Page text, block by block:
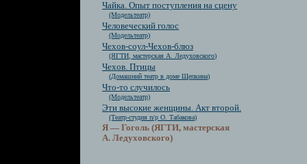
Чайка. Опыт поступления на сцену
(Модельтеатр)
Человеческий голос
(Модельтеатр)
Чехов-соул-Чехов-блюз
(ЯГТИ, мастерская А. Ледуховского)
Чехов. Птицы
(Домашний театр в доме Щепкина)
Что-то случилось
(Модельтеатр)
Эти высокие женщины. Акт второй.
(Театр-студия п/р О. Табакова)
Я — Гоголь (ЯГТИ, мастерская
А. Ледуховского)